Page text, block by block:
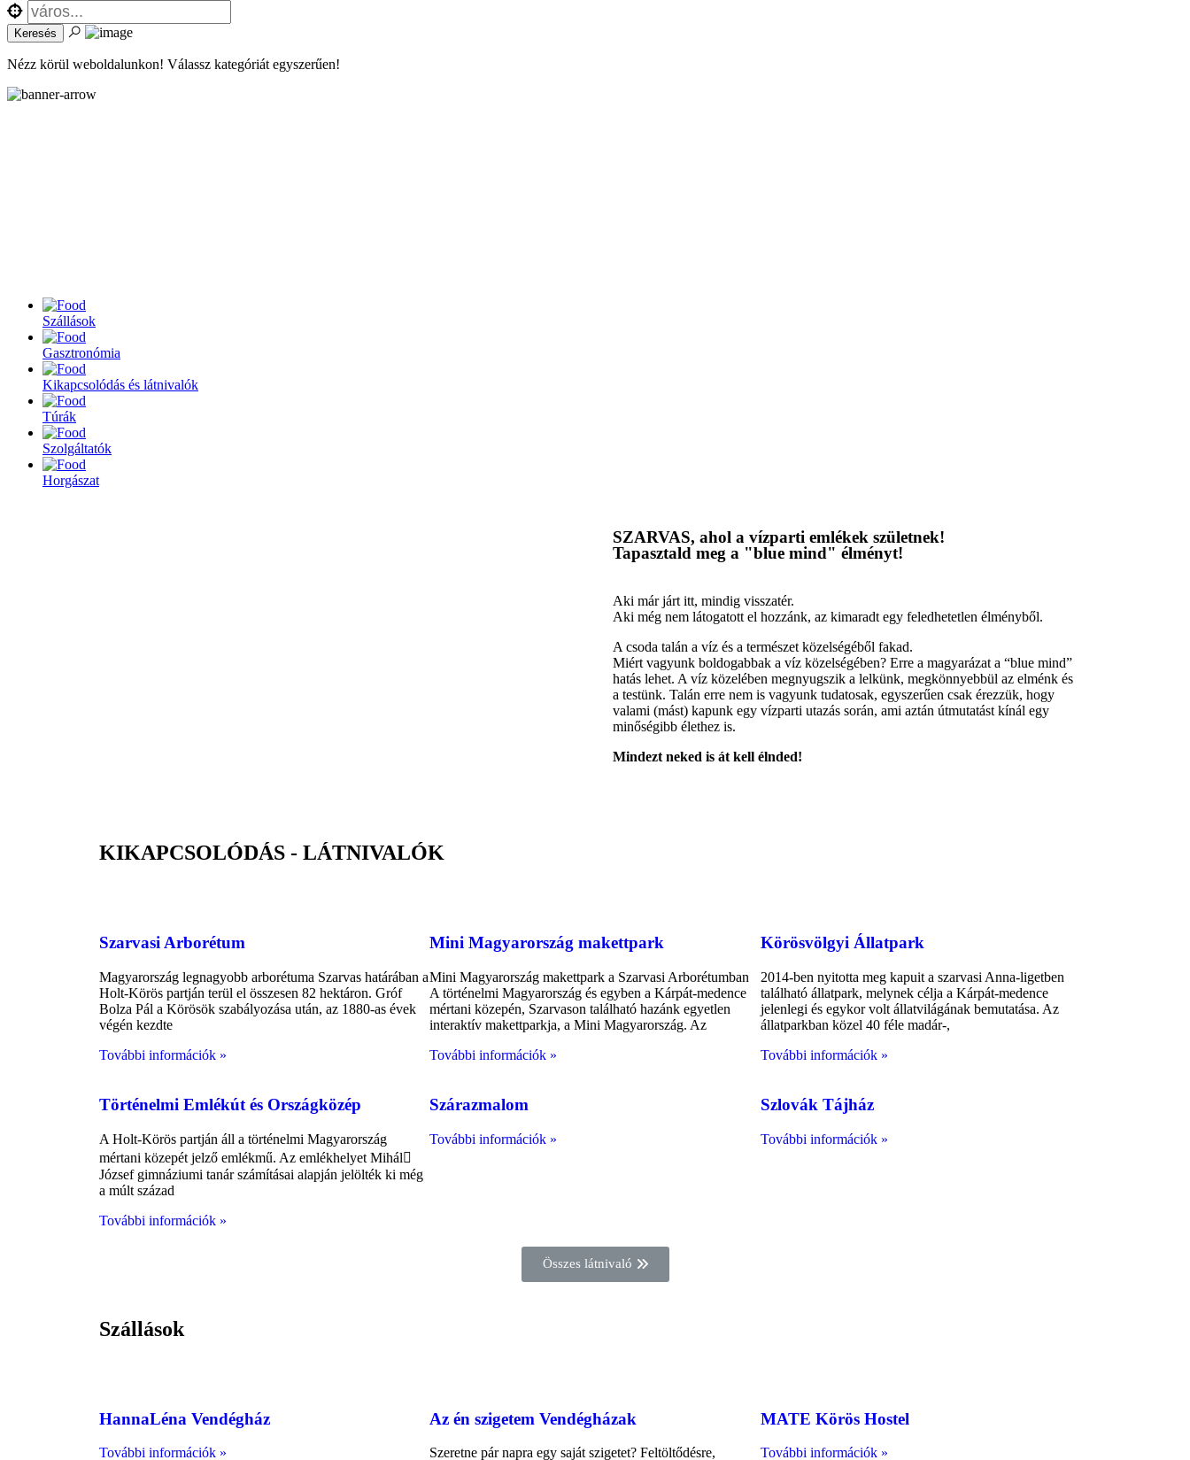
Nézz körül weboldalunkon! Válassz kategóriát egyszerűen!
Szállások
Gasztronómia
Kikapcsolódás és látnivalók
Túrák
Szolgáltatók
Horgászat
SZARVAS, ahol a vízparti emlékek születnek!
Tapasztald meg a "blue mind" élményt!
Aki már járt itt, mindig visszatér.
Aki még nem látogatott el hozzánk, az kimaradt egy feledhetetlen élményből.
A csoda talán a víz és a természet közelségéből fakad.
Miért vagyunk boldogabbak a víz közelségében? Erre a magyarázat a “blue mind”
hatás lehet. A víz közelében megnyugszik a lelkünk, megkönnyebbül az elménk és
a testünk. Talán erre nem is vagyunk tudatosak, egyszerűen csak érezzük, hogy
valami (mást) kapunk egy vízparti utazás során, ami aztán útmutatást kínál egy
minőségibb élethez is.
Mindezt neked is át kell élnded!
KIKAPCSOLÓDÁS - LÁTNIVALÓK
Szarvasi Arborétum
Magyarország legnagyobb arborétuma Szarvas határában a
Holt-Körös partján terül el összesen 82 hektáron. Gróf
Bolza Pál a Körösök szabályozása után, az 1880-as évek
végén kezdte
További információk »
Mini Magyarország makettpark
Mini Magyarország makettpark a Szarvasi Arborétumban
A történelmi Magyarország és egyben a Kárpát-medence
mértani közepén, Szarvason található hazánk egyetlen
interaktív makettparkja, a Mini Magyarország. Az
További információk »
Körösvölgyi Állatpark
2014-ben nyitotta meg kapuit a szarvasi Anna-ligetben
található állatpark, melynek célja a Kárpát-medence
jelenlegi és egykor volt állatvilágának bemutatása. Az
állatparkban közel 40 féle madár-,
További információk »
Történelmi Emlékút és Országközép
A Holt-Körös partján áll a történelmi Magyarország
mértani közepét jelző emlékmű. Az emlékhelyet Mihál
József gimnáziumi tanár számításai alapján jelölték ki még
a múlt század
További információk »
Szárazmalom
További információk »
Szlovák Tájház
További információk »
Összes látnivaló
Szállások
HannaLéna Vendégház
További információk »
Az én szigetem Vendégházak
Szeretne pár napra egy saját szigetet? Feltöltődésre,
MATE Körös Hostel
További információk »